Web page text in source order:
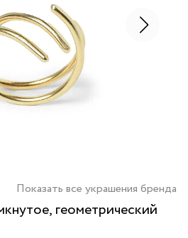
Показать все украшения бренда
геометрический